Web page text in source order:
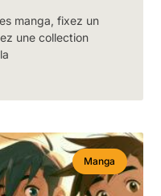
manga, fixez un
une collection
Manga